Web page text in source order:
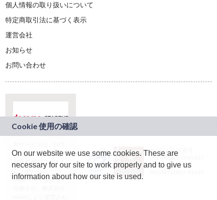
個人情報の取り扱いについて
特定商取引法に基づく表示
運営会社
お知らせ
お問い合わせ
ドコモグループの新
規事業創出プログラ
ム「docomo
STARTUP」を通じて
JASRAC許諾番号：
9024936001Y45037
JASRAC許諾番号：
On our website we use some cookies. These are
necessary for our site to work properly and to give us
information about how our site is used.